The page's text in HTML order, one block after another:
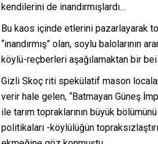
kendilerini de inandırmışlardı…
Bu kaos içinde etlerini pazarlayarak
“inandırmış” olan, soylu balolarının
köylü-reçberleri aşağılamaktan bir
Gizli Skoç riti spekülatif mason
verir hale gelen, “Batmayan Güneş
ile tarım topraklarının büyük
politikaları -köylülüğün